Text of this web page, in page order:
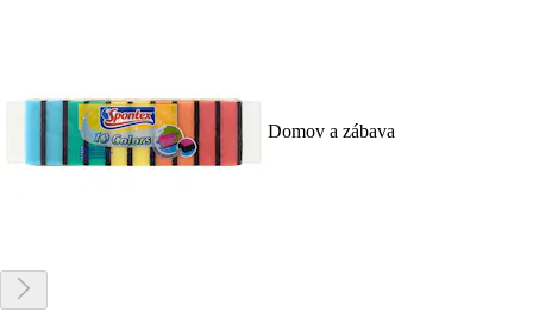
Domov a zábava